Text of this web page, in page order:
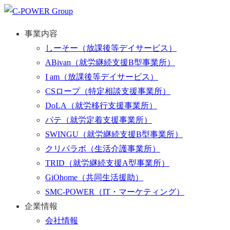
事業内容
しーそー （放課後等デイサービス）
ABivan （就労継続支援B型事業所）
I am （放課後等デイサービス）
CSロープ（特定相談支援事業所）
DoLA
（就労移行支援事業所）
パテ （就労定着支援事業所）
SWINGU （就労継続支援B型事業所）
クリパラボ （生活介護事業所）
TRID （就労継続支援A型事業所）
GiOhome （共同生活援助）
SMC-POWER
（IT・マーケティング）
企業情報
会社情報